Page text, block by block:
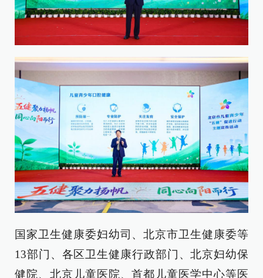
国家卫生健康委妇幼司、北京市卫生健康委等
13部门、各区卫生健康行政部门、北京妇幼保
健院、北京儿童医院、首都儿童医学中心等医